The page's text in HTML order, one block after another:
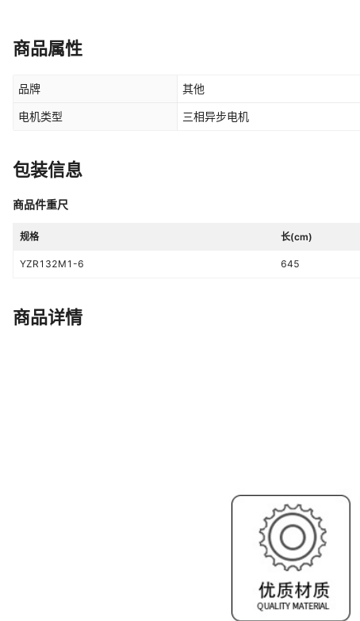
商品属性
品牌 其他
电机类型 三相异步电机
包装信息
商品件重尺
规格 长(cm)
YZR132M1-6 645
商品详情